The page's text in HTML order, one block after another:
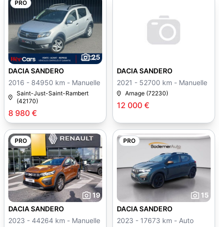
PRO
25
8 980 €
DACIA SANDERO
2016 - 84950 km - Manuelle
Saint-Just-Saint-Rambert
(42170)
12 000 €
DACIA SANDERO
2021 - 52700 km - Manuelle
Arnage (72230)
PRO
19
DACIA SANDERO
2023 - 44264 km - Manuelle
PRO
15
DACIA SANDERO
2023 - 17673 km - Auto